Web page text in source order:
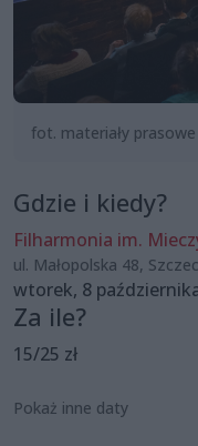
fot. materiały prasowe
Gdzie i kiedy?
Filharmonia im.
ul. Małopolska 48,
wtorek, 8
Za ile?
15/25 zł
Pokaż inne daty